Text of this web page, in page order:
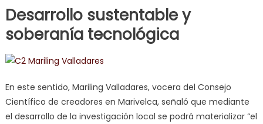
Desarrollo sustentable y
soberanía tecnológica
En este sentido, Mariling Valladares, vocera del Consejo
Científico de creadores en Marivelca, señaló que mediante
el desarrollo de la investigación local se podrá materializar “el